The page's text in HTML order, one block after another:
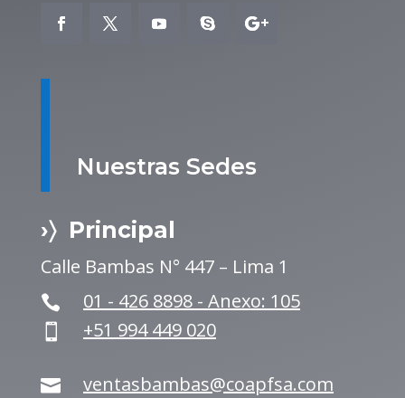
Nuestras Sedes
›〉 Principal
Calle Bambas N° 447 – Lima 1
 01 - 426 8898 - Anexo: 105
 +51 994 449 020
 ventasbambas@coapfsa.com